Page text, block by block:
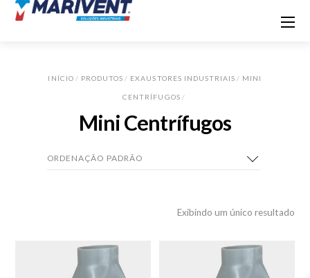
INÍCIO/ PRODUTOS / EXAUSTORES INDUSTRIAIS / MINI
CENTRÍFUGOS/
Mini Centrífugos
Exibindo um único resultado